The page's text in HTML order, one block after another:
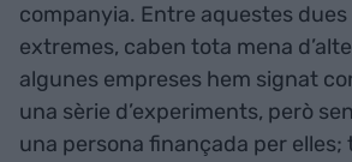
companyia. Entre aquestes
extremes, caben tota mena
algunes empreses hem signat
una sèrie d’experiments, però
una persona finançada per elles;